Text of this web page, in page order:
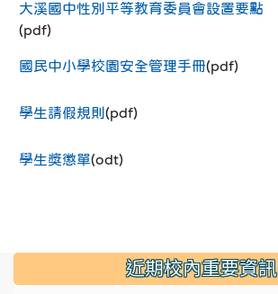
大溪國中性別平等教育委員會設置要點
(pdf)
國民中小學校園安全管理手冊(pdf)
學生請假規則 (pdf)
學生獎懲單(odt)
::: 近期校內重要資訊